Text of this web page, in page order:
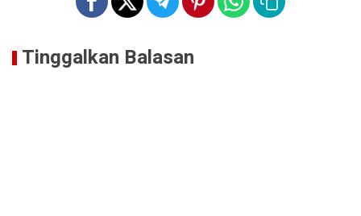
Tinggalkan Balasan